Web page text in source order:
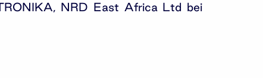
NRD East Africa Ltd bei